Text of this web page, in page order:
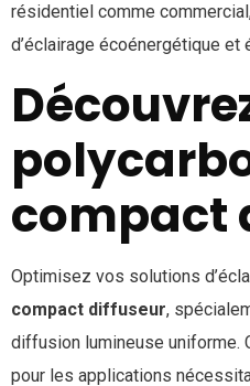
résidentiel comme
d’éclairage écoénergétique et
compact
Optimisez vos solutions
compact diffuseur,
diffusion lumineuse uniforme.
pour les applications